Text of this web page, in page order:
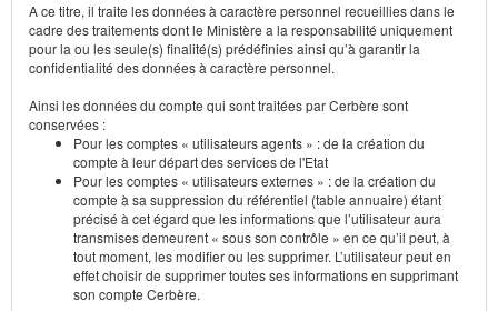
A ce titre, il traite les données à caractère personnel recueillies dans le
cadre des traitements dont le Ministère a la responsabilité uniquement
pour la ou les seule(s) finalité(s) prédéfinies ainsi qu’à garantir la
confidentialité des données à caractère personnel.
Ainsi les données du compte qui sont traitées par Cerbère sont
conservées :
Pour les comptes « utilisateurs agents » : de la création du
compte à leur départ des services de l'Etat
Pour les comptes « utilisateurs externes » : de la création du
compte à sa suppression du référentiel (table annuaire) étant
précisé à cet égard que les informations que l’utilisateur aura
transmises demeurent « sous son contrôle » en ce qu’il peut, à
tout moment, les modifier ou les supprimer. L’utilisateur peut en
effet choisir de supprimer toutes ses informations en supprimant
son compte Cerbère.